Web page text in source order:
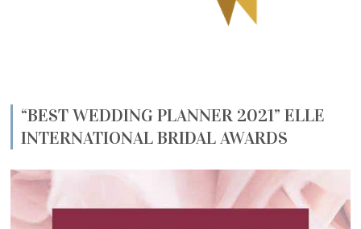
“BEST WEDDING PLANNER 2021” ELLE
INTERNATIONAL BRIDAL AWARDS